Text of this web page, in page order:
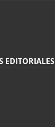
EDITORIALES